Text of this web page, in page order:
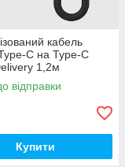
кабель
C на Type-C
1,2м
відправки
Купити